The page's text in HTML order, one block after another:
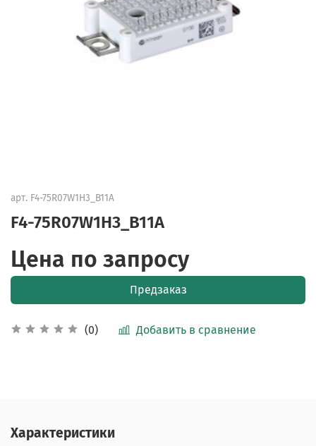
арт. F4-75R07W1H3_B11A
F4-75R07W1H3_B11A
(0) Добавить в сравнение
Цена по запросу
Предзаказ
Характеристики